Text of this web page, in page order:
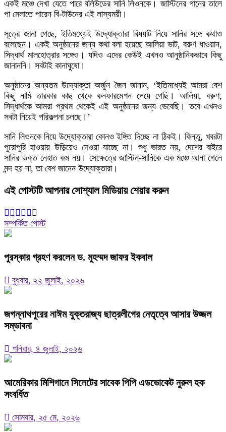
একই মঞ্চে দেখা যেতে পারে বলিউডের সানি লিওনকে। জাস্টিনের গানের তালে
পা মেলাতে পারেন বি-টাউনের এই লাস্যময়ী।
সূত্রে জানা গেছে, ইতিমধ্যেই উদ্যোক্তারা বিষয়টি নিয়ে সানির সঙ্গে কথাও
বলেছেন। একই অনুষ্ঠানের জন্য কথা বলা হয়েছে আলিয়া ভাট, বরুণ ধাওয়ান,
সিদ্ধার্থ মালহোত্রার সঙ্গেও। যদিও এদের কেউই এখনও আনুষ্ঠানিকভাবে কিছু
জানাননি। সবটাই কানাঘুষো।
অনুষ্ঠানের অন্যতম উদ্যোক্তা অর্জুন জৈন জানান, ‘ইতিমধ্যেই আমরা বেশ
কিছু নামি তারকার কাছ থেকে কনফারমেশন পেয়ে গেছি। আলিয়া, বরুণ,
সিদ্ধার্থকে আমরা প্রথম থেকেই এই অনুষ্ঠানের জন্য ভেবেছি। তবে এখনও
সবটা নিয়েই পরিকল্পনা চলছে।’
সানি লিওনকে নিয়ে উদ্যোক্তারা কোনও ইঙ্গিত দিচ্ছে না ঠিকই। কিন্তু, খবরটা
পুরোপুরি হাওয়ায় উড়িয়েও দেওয়া যাচ্ছে না। শুধু ভারত নয়, দেশের বাইরে
সানির ভক্ত নেহাত কম নয়। সেক্ষেত্রে জাস্টিন-সানিকে এক মঞ্চে আনা গেলে
মন্দ হয় না, তা বেশ জানেন উদ্যোক্তারা।
এই পোস্টটি আপনার সোশ্যাল মিডিয়ায় শেয়ার করুন
সম্পর্কিত পোস্ট
পুরস্কার গ্রহণ করলেন ড. মুহম্মদ জাফর ইকবাল
বুধবার, ২২ জুলাই, ২০২৬
জগন্নাথপুরের নাঈম যুক্তরাজ্য ছাত্রলীগের নেতৃত্বে আসার উজ্জল
সম্ভাবনা
শনিবার, ৪ জুলাই, ২০২৬
আমেরিকার মিশিগানে সিলেটের সাবেক পিপি এডভোকেট নুরুল হক
সংবর্ধিত
সোমবার, ২৫ মে, ২০২৬